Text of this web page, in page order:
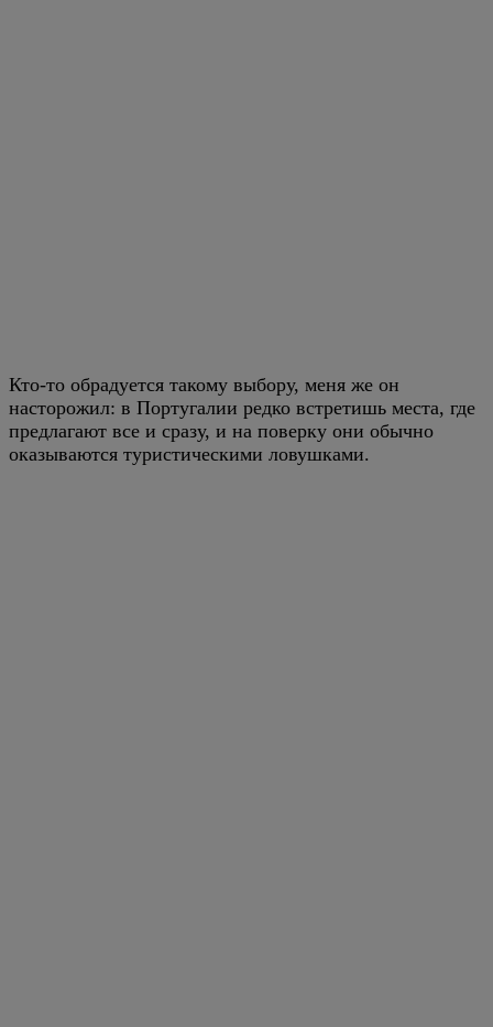
Кто-то обрадуется такому выбору, меня же он
насторожил: в Португалии редко встретишь места, где
предлагают все и сразу, и на поверку они обычно
оказываются туристическими ловушками.